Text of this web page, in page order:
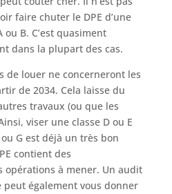
faire chuter le DPE d’une
B. C’est quasiment
dans la plupart des cas.
de louer ne concerneront les
de 2034. Cela laisse du
travaux (ou que les
viser une classe D ou E
G est déjà un très bon
contient des
opérations à mener. Un audit
également vous donner